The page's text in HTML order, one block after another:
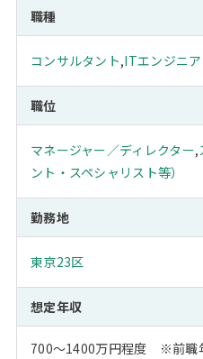
職種
コンサルタント,ITエンジニア
職位
マネージャー／ディレクター,
ント・スペシャリスト等）
勤務地
東京23区
想定年収
700～1400万円程度 ※前職